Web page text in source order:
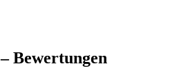
– Bewertungen